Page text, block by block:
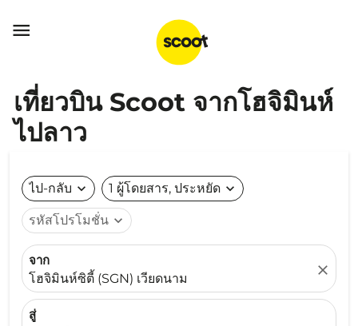

เที่ยวบิน Scoot จากโฮจิมินห์
ไปลาว
ไป-กลับ expand_more 1 ผู้โดยสาร, ประหยัด expand_more
รหัสโปรโมชั่น expand_more
จาก
โฮจิมินห์ซิตี้ (SGN) เวียดนาม
close
สู่